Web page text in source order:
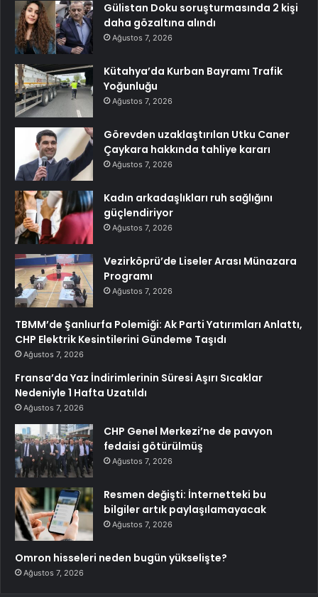
Gülistan Doku soruşturmasında 2 kişi
daha gözaltına alındı
Ağustos 7, 2026
Kütahya’da Kurban Bayramı Trafik
Yoğunluğu
Ağustos 7, 2026
Görevden uzaklaştırılan Utku Caner
Çaykara hakkında tahliye kararı
Ağustos 7, 2026
Kadın arkadaşlıkları ruh sağlığını
güçlendiriyor
Ağustos 7, 2026
Vezirköprü’de Liseler Arası Münazara
Programı
Ağustos 7, 2026
TBMM’de Şanlıurfa Polemiği: Ak Parti Yatırımları Anlattı,
CHP Elektrik Kesintilerini Gündeme Taşıdı
Ağustos 7, 2026
Fransa’da Yaz İndirimlerinin Süresi Aşırı Sıcaklar
Nedeniyle 1 Hafta Uzatıldı
Ağustos 7, 2026
CHP Genel Merkezi’ne de pavyon
fedaisi götürülmüş
Ağustos 7, 2026
Resmen değişti: İnternetteki bu
bilgiler artık paylaşılamayacak
Ağustos 7, 2026
Omron hisseleri neden bugün yükselişte?
Ağustos 7, 2026